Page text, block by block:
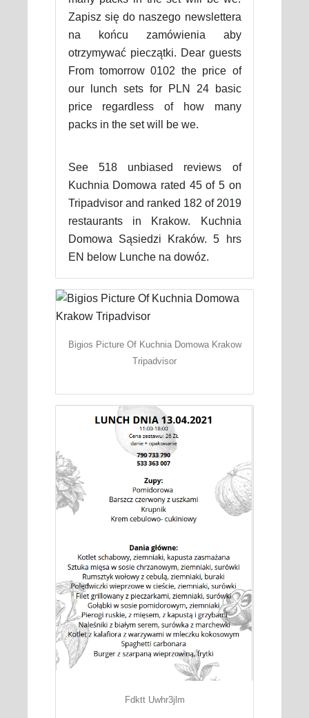
Zapisz się do naszego newslettera
na końcu zamówienia aby
otrzymywać pieczątki. Dear guests
From tomorrow 0102 the price of
our lunch sets for PLN 24 basic
price regardless of how many
packs in the set will be we.
See 518 unbiased reviews of
Kuchnia Domowa rated 45 of 5 on
Tripadvisor and ranked 182 of 2019
restaurants in Krakow. Kuchnia
Domowa Sąsiedzi Kraków. 5 hrs
EN below Lunche na dowóz.
Bigios Picture Of Kuchnia Domowa Krakow
Tripadvisor
Fdktt Uwhr3jlm